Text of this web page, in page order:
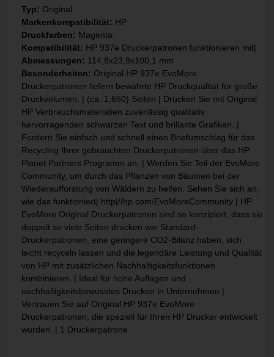
Typ: Original
Markenkompatibilität: HP
Druckfarben: Magenta
Kompatibilität: HP 937e Druckerpatronen funktionieren mit|
Abmessungen: 114,8x23,9x100,1 mm
Besonderheiten: Original HP 937e EvoMore
Druckerpatronen liefern bewährte HP Druckqualität für große
Druckvolumen. | (ca. 1.650) Seiten | Drucken Sie mit Original
HP Verbrauchsmaterialien zuverlässig qualitativ
hervorragenden schwarzen Text und brillante Grafiken. |
Fordern Sie einfach und schnell einen Briefumschlag für das
Recycling Ihrer gebrauchten Druckerpatronen über das HP
Planet Partners Programm an. | Werden Sie Teil der EvoMore
Community, um durch das Pflanzen von Bäumen bei der
Wiederaufforstung von Wäldern zu helfen. Sehen Sie sich an,
wie das funktioniert| http|//hp.com/EvoMoreCommunity | HP
EvoMore Original Druckerpatronen sind so konzipiert, dass sie
doppelt so viele Seiten drucken wie Standard-
Druckerpatronen, eine geringere CO2-Bilanz haben, sich
leicht recyceln lassen und die legendäre Leistung und Qualität
von HP mit zusätzlichen Nachhaltigkeitsfunktionen
kombinieren. | Ideal für hohe Auflagen und
nachhaltigkeitsbewusstes Drucken in Unternehmen |
Vertrauen Sie auf Original HP 937e EvoMore
Druckerpatronen, die speziell für Ihren HP Drucker entwickelt
wurden. | 1 Druckerpatrone